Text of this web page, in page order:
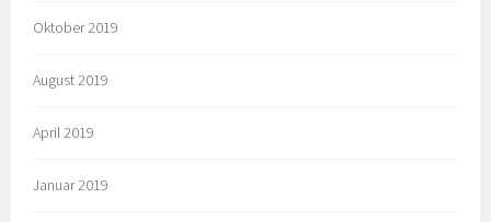
Oktober 2019
August 2019
April 2019
Januar 2019